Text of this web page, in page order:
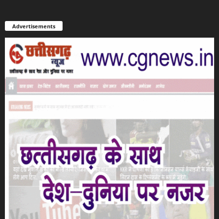
Advertisements